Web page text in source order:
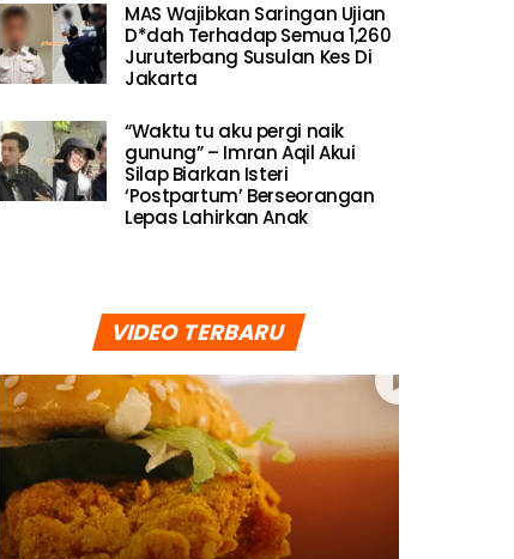
MAS Wajibkan Saringan Ujian
D*dah Terhadap Semua 1,260
Juruterbang Susulan Kes Di
Jakarta
“Waktu tu aku pergi naik
gunung” – Imran Aqil Akui
Silap Biarkan Isteri
‘Postpartum’ Berseorangan
Lepas Lahirkan Anak
VIDEO TERBARU